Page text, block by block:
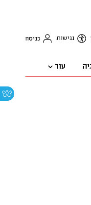
נגישות כניסה
עוד